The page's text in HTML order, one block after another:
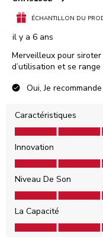
ÉCHANTILLON DU
il y a 6 ans
Merveilleux pour
d’utilisation et se
Oui, Je
Caractéristiques
Caractéristiques, 4.0
Innovation
Innovation, 4.0 sur 5
Niveau De Son
Niveau De Son, 5.0 sur
La Capacité
La Capacité, 5.0 sur 5